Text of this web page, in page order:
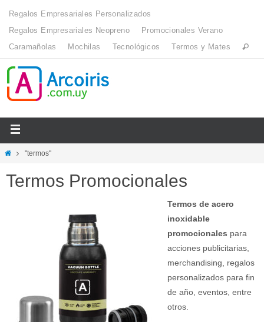
Regalos Empresariales Personalizados
Regalos Empresariales Neopreno
Promocionales Verano
Caramañolas
Mochilas Tecnológicos Termos y Mates
"termos"
Termos Promocionales
Termos de acero
inoxidable
promocionales para
acciones publicitarias,
merchandising, regalos
personalizados para fin
de año, eventos, entre
otros.